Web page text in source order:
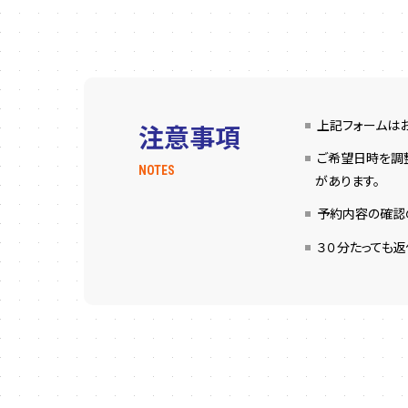
注意事項
NOTES
上記フォームは
ご希望日時を調
があります。
予約内容の確認
３０分たっても